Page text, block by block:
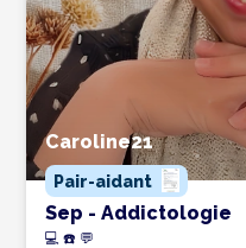
Caroline21
Pair-aidant
Sep - Addictologie
💻 ☎️ 💬